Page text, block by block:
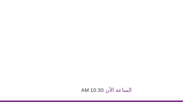
الساعة الآن 10:30 AM